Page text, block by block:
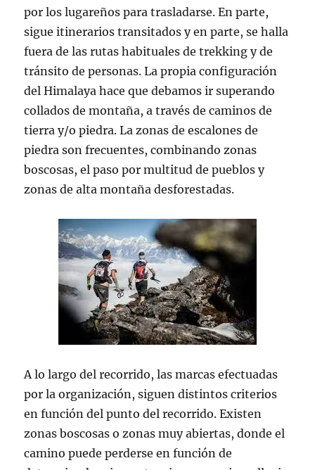
por los lugareños para trasladarse. En parte,
sigue itinerarios transitados y en parte, se halla
fuera de las rutas habituales de trekking y de
tránsito de personas. La propia configuración
del Himalaya hace que debamos ir superando
collados de montaña, a través de caminos de
tierra y/o piedra. La zonas de escalones de
piedra son frecuentes, combinando zonas
boscosas, el paso por multitud de pueblos y
zonas de alta montaña desforestadas.
A lo largo del recorrido, las marcas efectuadas
por la organización, siguen distintos criterios
en función del punto del recorrido. Existen
zonas boscosas o zonas muy abiertas, donde el
camino puede perderse en función de